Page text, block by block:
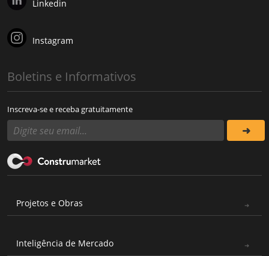
Linkedin
Instagram
Boletins e Informativos
Inscreva-se e receba gratuitamente
Projetos e Obras
Inteligência de Mercado